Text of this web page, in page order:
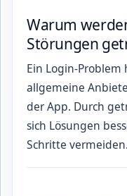
Warum
Störungen
Ein Login-Problem
allgemeine
der App. Durch
sich Lösungen
Schritte vermeiden.